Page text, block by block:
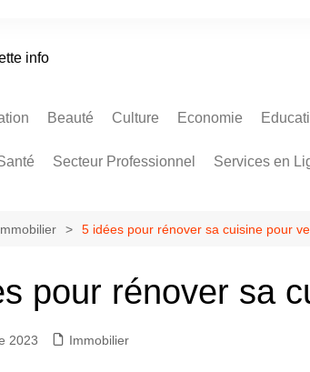
Beauté Culture Economie
Secteur Professionnel Services en
5 idées pour rénover sa cuisine pour
pour rénover sa
2023 Immobilier